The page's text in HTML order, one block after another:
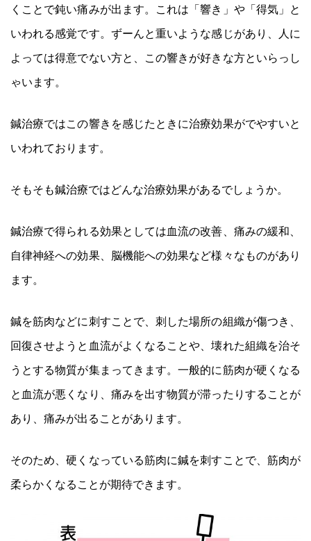
くことで鈍い痛みが出ます。これは「響き」や「得気」と
いわれる感覚です。ずーんと重いような感じがあり、人に
よっては得意でない方と、この響きが好きな方といらっし
ゃいます。
鍼治療ではこの響きを感じたときに治療効果がでやすいと
いわれております。
そもそも鍼治療ではどんな治療効果があるでしょうか。
鍼治療で得られる効果としては血流の改善、痛みの緩和、
自律神経への効果、脳機能への効果など様々なものがあり
ます。
鍼を筋肉などに刺すことで、刺した場所の組織が傷つき、
回復させようと血流がよくなることや、壊れた組織を治そ
うとする物質が集まってきます。一般的に筋肉が硬くなる
と血流が悪くなり、痛みを出す物質が滞ったりすることが
あり、痛みが出ることがあります。
そのため、硬くなっている筋肉に鍼を刺すことで、筋肉が
柔らかくなることが期待できます。